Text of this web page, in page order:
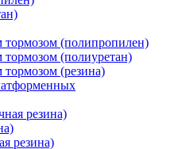
тормозом (полипропилен)
(полиуретан)
(резина)
резина)
резина)